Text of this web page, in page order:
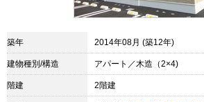
築年 2014年08月 (築12年)
建物種別/構造 アパート／木造（2×4)
階建 2階建